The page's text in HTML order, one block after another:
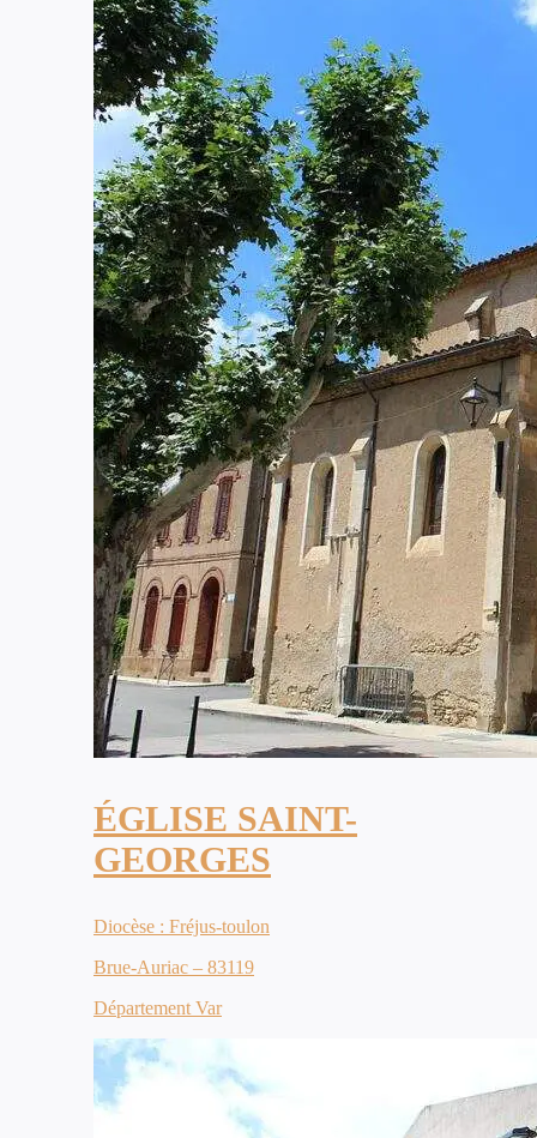
ÉGLISE SAINT-
GEORGES
Diocèse : Fréjus-toulon
Brue-Auriac – 83119
Département Var